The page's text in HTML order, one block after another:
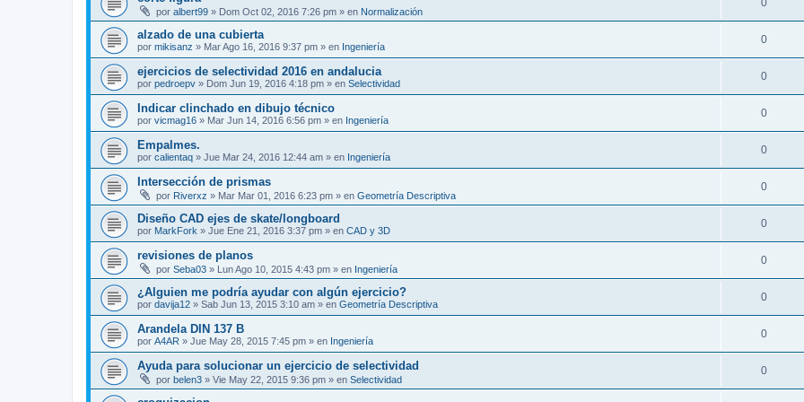
por albert99 » Dom Oct 02, 2016 7:26 pm » en Normalización
0
alzado de una cubierta
por mikisanz » Mar Ago 16, 2016 9:37 pm » en Ingeniería
0
ejercicios de selectividad 2016 en andalucia
por pedroepv » Dom Jun 19, 2016 4:18 pm » en Selectividad
0
Indicar clinchado en dibujo técnico
por vicmag16 » Mar Jun 14, 2016 6:56 pm » en Ingeniería
0
Empalmes.
por calientaq » Jue Mar 24, 2016 12:44 am » en Ingeniería
0
Intersección de prismas
por Riverxz » Mar Mar 01, 2016 6:23 pm » en Geometría Descriptiva
0
Diseño CAD ejes de skate/longboard
por MarkFork » Jue Ene 21, 2016 3:37 pm » en CAD y 3D
0
revisiones de planos
por Seba03 » Lun Ago 10, 2015 4:43 pm » en Ingeniería
0
¿Alguien me podría ayudar con algún ejercicio?
por davija12 » Sab Jun 13, 2015 3:10 am » en Geometría Descriptiva
0
Arandela DIN 137 B
por A4AR » Jue May 28, 2015 7:45 pm » en Ingeniería
0
Ayuda para solucionar un ejercicio de selectividad
por belen3 » Vie May 22, 2015 9:36 pm » en Selectividad
0